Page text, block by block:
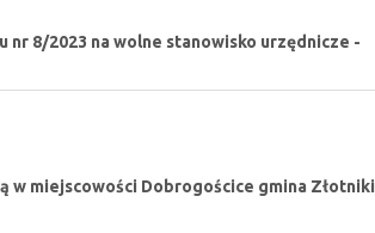
8/2023 na wolne stanowisko urzędnicze -
w miejscowości Dobrogościce gmina Złotniki